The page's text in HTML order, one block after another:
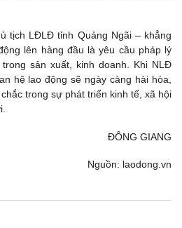
tịch LĐLĐ tỉnh Quảng Ngãi – khẳng
lên hàng đầu là yêu cầu pháp lý
sản xuất, kinh doanh. Khi NLĐ
hệ lao động sẽ ngày càng hài hòa,
trong sự phát triển kinh tế, xã hội
ĐÔNG GIANG
Nguồn: laodong.vn